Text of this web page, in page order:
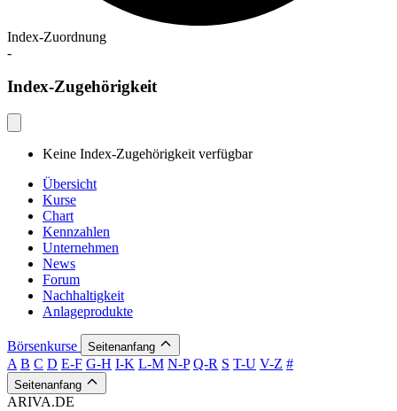
Index-Zuordnung
-
Index-Zugehörigkeit
Keine Index-Zugehörigkeit verfügbar
Übersicht
Kurse
Chart
Kennzahlen
Unternehmen
News
Forum
Nachhaltigkeit
Anlageprodukte
Börsenkurse Seitenanfang
A B C D E-F G-H I-K L-M N-P Q-R S T-U V-Z #
Seitenanfang
ARIVA.DE